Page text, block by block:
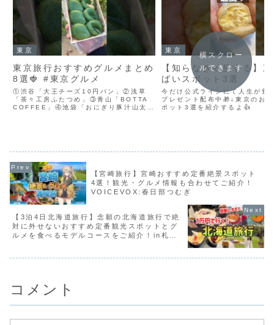
東京
東京旅行おすすめグルメまとめ
8選🍓 #東京グルメ
①渋谷「大王チーズ10円パン」②浅草
「茶々工房ふたつめ」③青山「BOTTA
COFFEE」④池袋「おにぎり豚汁山太
東京
【知らなきゃ損する】
ばいスポット3選
今だけ公式ラインにて人生が豊
プレゼント配布中🎁↓東京のお
ポット3選を紹介するよ👍
横スクロー
ルできます
【宮崎旅行】宮崎おすすめ定番絶景スポット
4選！観光・グルメ情報も合わせてご紹介！
VOICEVOX:春日部つむぎ
【3泊4日北海道旅行】念願の北海道旅行で絶
対に外せないおすすめ定番観光スポットとグ
ルメを食べるモデルコースをご紹介！in札
コメント